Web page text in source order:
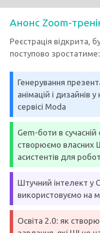
Анонс Zoom-
Реєстрація відкрита,
поступово зростатиме:
Генерування
анімацій і дизайнів
сервісі Moda
Gem-боти в сучасній
створюємо власних
асистентів для
Штучний інтелект у
використовуємо на
Освіта 2.0: як